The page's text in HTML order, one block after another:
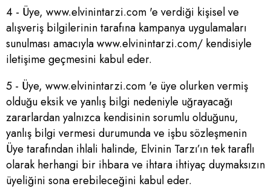
4 - Üye, www.elvinintarzi.com 'e verdiği kişisel ve
alışveriş bilgilerinin tarafına kampanya uygulamaları
sunulması amacıyla www.elvinintarzi.com/ kendisiyle
iletişime geçmesini kabul eder.
5 - Üye, www.elvinintarzi.com 'e üye olurken vermiş
olduğu eksik ve yanlış bilgi nedeniyle uğrayacağı
zararlardan yalnızca kendisinin sorumlu olduğunu,
yanlış bilgi vermesi durumunda ve işbu sözleşmenin
Üye tarafından ihlali halinde, Elvinin Tarzı’ın tek taraflı
olarak herhangi bir ihbara ve ihtara ihtiyaç duymaksızın
üyeliğini sona erebileceğini kabul eder.